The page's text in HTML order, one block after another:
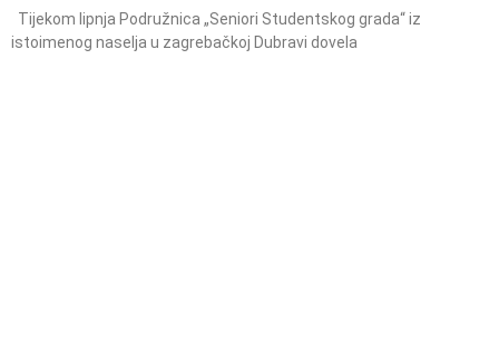
Tijekom lipnja Podružnica „Seniori Studentskog grada“ iz
istoimenog naselja u zagrebačkoj Dubravi dovela